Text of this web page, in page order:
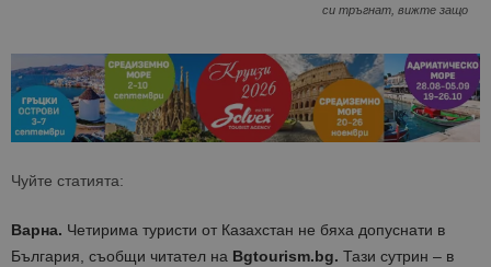
си тръгнат, вижте защо
Чуйте статията:
Варна. Четирима туристи от Казахстан не бяха допуснати в
България, съобщи читател на Bgtourism.bg. Тази сутрин – в